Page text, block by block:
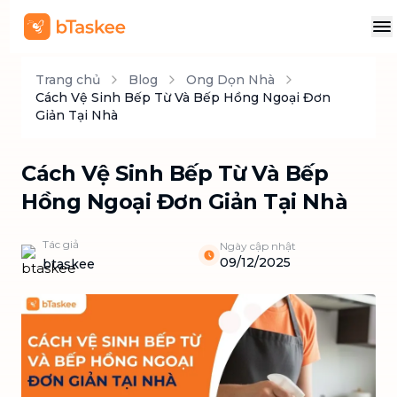
Trang chủ Blog
Ong Dọn Nhà
Cách Vệ Sinh Bếp Từ Và Bếp Hồng Ngoại Đơn
Giản Tại Nhà
Cách Vệ Sinh Bếp Từ Và Bếp
Hồng Ngoại Đơn Giản Tại Nhà
Tác giả
btaskee
Ngày cập nhật
09/12/2025